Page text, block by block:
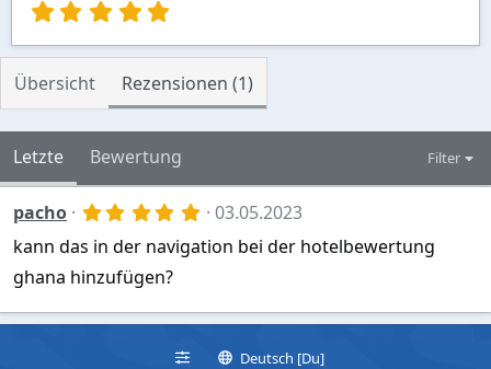
0
0
S
t
e
r
n
(
e
)
Übersicht Rezensionen (1)
Letzte Bewertung Filter
pacho 5
0
e
r
03.05.2023
kann das in der navigation bei der hotelbewertung
ghana hinzufügen?
Deutsch [Du]